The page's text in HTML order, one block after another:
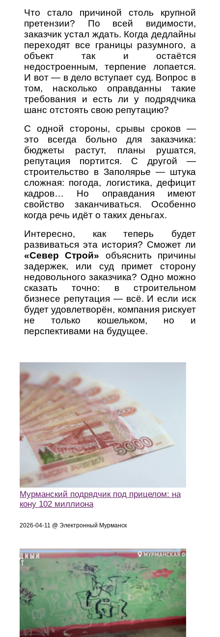
Что стало причиной столь крупной
претензии? По всей видимости,
заказчик устал ждать. Когда дедлайны
переходят все границы разумного, а
объект так и остаётся
недостроенным, терпение лопается.
И вот — в дело вступает суд. Вопрос в
том, насколько оправданны такие
требования и есть ли у подрядчика
шанс отстоять свою репутацию?
С одной стороны, срывы сроков —
это всегда больно для заказчика:
бюджеты растут, планы рушатся,
репутация портится. С другой —
строительство в Заполярье — штука
сложная: погода, логистика, дефицит
кадров… Но оправдания имеют
свойство заканчиваться. Особенно
когда речь идёт о таких деньгах.
Интересно, как теперь будет
развиваться эта история? Сможет ли
«Север Строй» объяснить причины
задержек, или суд примет сторону
недовольного заказчика? Одно можно
сказать точно: в строительном
бизнесе репутация — всё. И если иск
будет удовлетворён, компания рискует
не только кошельком, но и
перспективами на будущее.
Мурманский подрядчик под прицелом: на
кону 102 миллиона
2026-04-11 @ Электронный Мурманск